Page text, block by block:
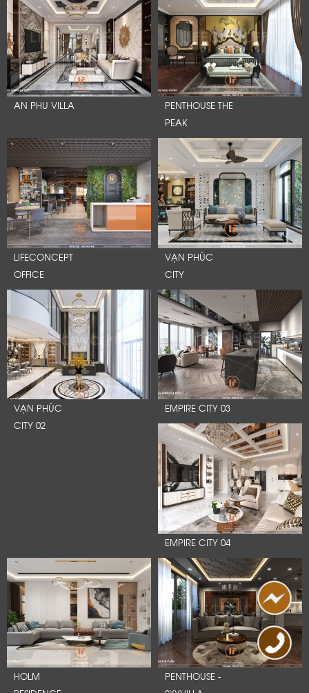
AN PHU VILLA
PENTHOUSE THE
PEAK
LIFECONCEPT
OFFICE
VẠN PHÚC
CITY
VẠN PHÚC
CITY 02
EMPIRE CITY 03
EMPIRE CITY 04
HOLM
PENTHOUSE -